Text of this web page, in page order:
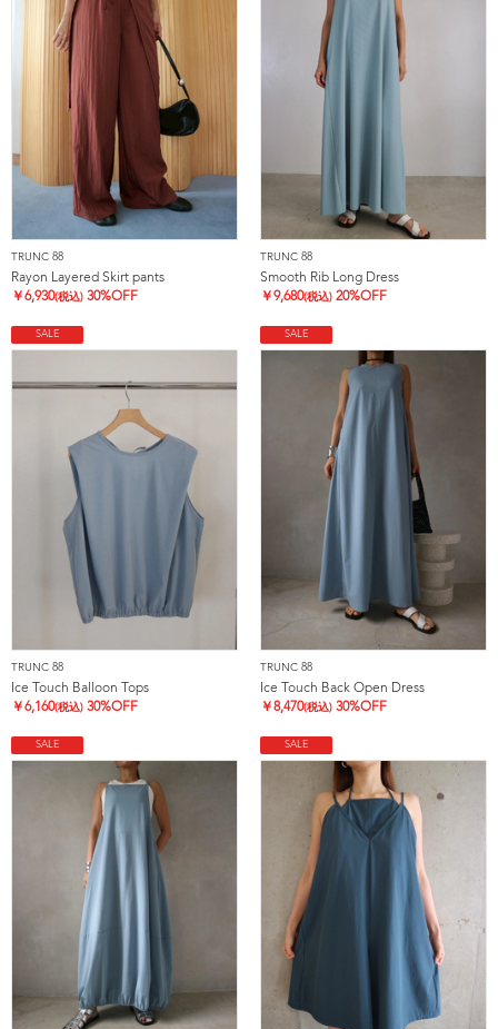
TRUNC 88
Rayon Layered Skirt pants
￥6,930(税込) 30%OFF
TRUNC 88
Smooth Rib Long Dress
￥9,680(税込) 20%OFF
SALE
TRUNC 88
Ice Touch Balloon Tops
￥6,160(税込) 30%OFF
SALE
TRUNC 88
Ice Touch Back Open Dress
￥8,470(税込) 30%OFF
SALE SALE